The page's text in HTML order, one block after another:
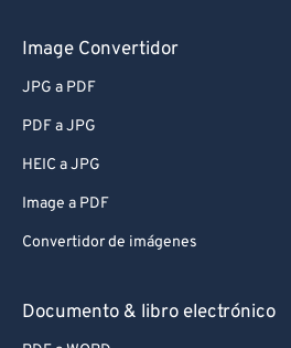
Image Convertidor
JPG a PDF
PDF a JPG
HEIC a JPG
Image a PDF
Convertidor de imágenes
Documento & libro electrónico